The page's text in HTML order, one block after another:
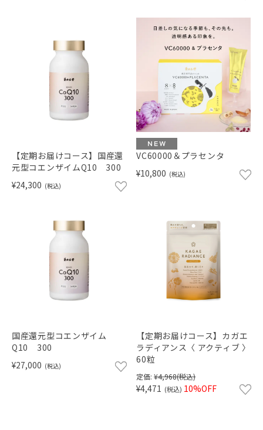
【定期お届けコース】国産還
元型コエンザイムQ10 300
¥24,300 (税込)
VC60000＆プラセンタ
¥10,800 (税込)
国産還元型コエンザイム
Q10 300
¥27,000 (税込)
【定期お届けコース】カガエ
ラディアンス〈 アクティブ 〉
60粒
定価: ¥4,968(税込)
¥4,471 (税込) 10%OFF